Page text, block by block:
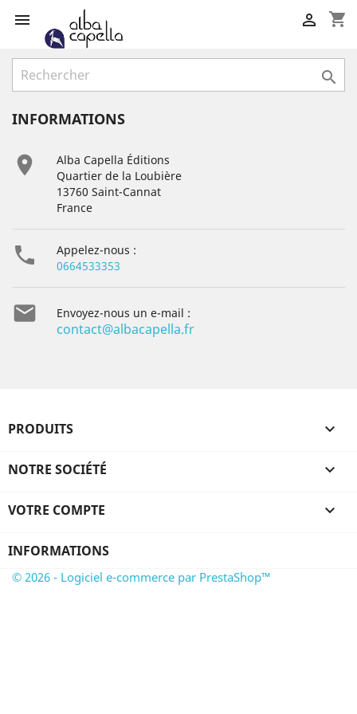
 shopping_cart


INFORMATIONS

Alba Capella Éditions
Quartier de la Loubière
13760 Saint-Cannat
France

Appelez-nous :
0664533353
 Envoyez-nous un e-mail :
contact@albacapella.fr
PRODUITS 
NOTRE SOCIÉTÉ 
VOTRE COMPTE 
INFORMATIONS
© 2026 - Logiciel e-commerce par PrestaShop™